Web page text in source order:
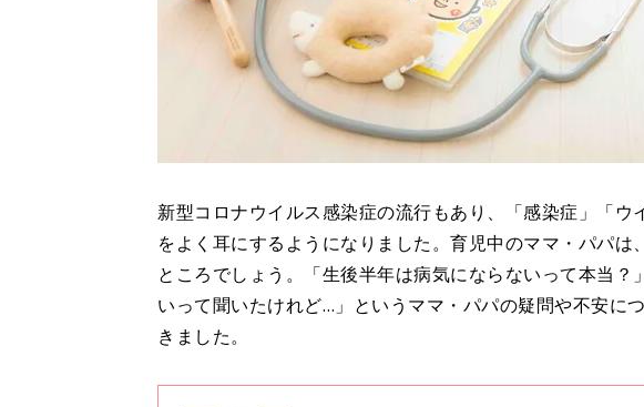
新型コロナウイルス感染症の流行もあり、「感染症」「
をよく耳にするようになりました。育児中のママ・パパは
ところでしょう。「生後半年は病気にならないって本当
いって聞いたけれど…」というママ・パパの疑問や不安に
きました。